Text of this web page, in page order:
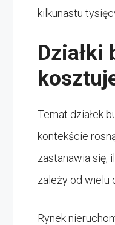
kilkunastu
Działki
Temat działek
kontekście
zastanawia się,
zależy od wielu
Rynek